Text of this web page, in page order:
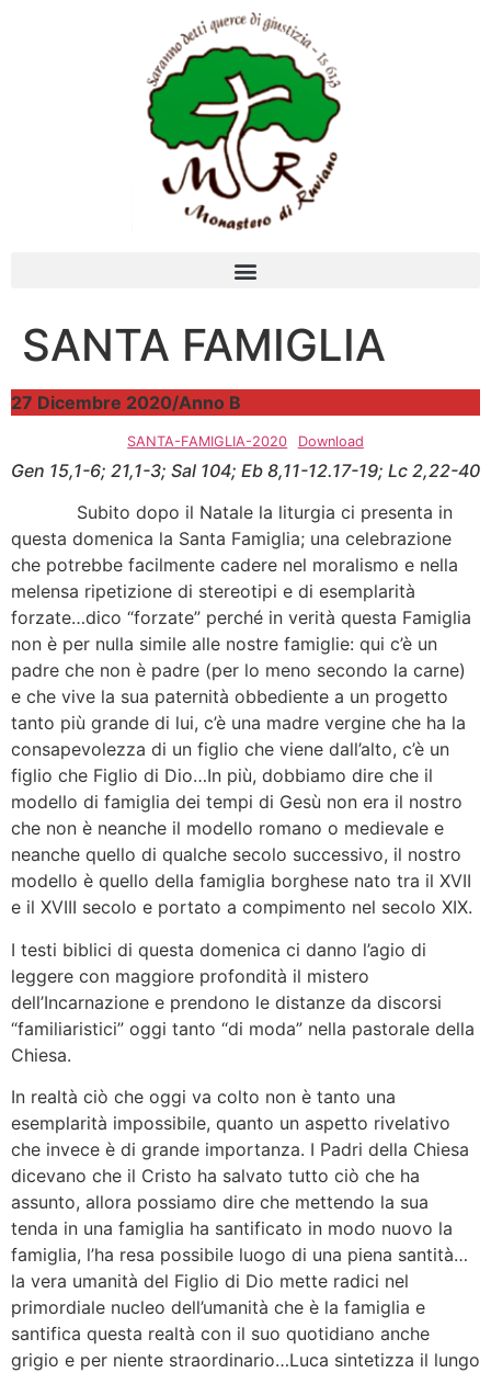
SANTA FAMIGLIA
27 Dicembre 2020/Anno B
SANTA-FAMIGLIA-2020 Download
Gen 15,1-6; 21,1-3; Sal 104; Eb 8,11-12.17-19; Lc 2,22-40
Subito dopo il Natale la liturgia ci presenta in
questa domenica la Santa Famiglia; una celebrazione
che potrebbe facilmente cadere nel moralismo e nella
melensa ripetizione di stereotipi e di esemplarità
forzate…dico “forzate” perché in verità questa Famiglia
non è per nulla simile alle nostre famiglie: qui c’è un
padre che non è padre (per lo meno secondo la carne)
e che vive la sua paternità obbediente a un progetto
tanto più grande di lui, c’è una madre vergine che ha la
consapevolezza di un figlio che viene dall’alto, c’è un
figlio che Figlio di Dio…In più, dobbiamo dire che il
modello di famiglia dei tempi di Gesù non era il nostro
che non è neanche il modello romano o medievale e
neanche quello di qualche secolo successivo, il nostro
modello è quello della famiglia borghese nato tra il XVII
e il XVIII secolo e portato a compimento nel secolo XIX.
I testi biblici di questa domenica ci danno l’agio di
leggere con maggiore profondità il mistero
dell’Incarnazione e prendono le distanze da discorsi
“familiaristici” oggi tanto “di moda” nella pastorale della
Chiesa.
In realtà ciò che oggi va colto non è tanto una
esemplarità impossibile, quanto un aspetto rivelativo
che invece è di grande importanza. I Padri della Chiesa
dicevano che il Cristo ha salvato tutto ciò che ha
assunto, allora possiamo dire che mettendo la sua
tenda in una famiglia ha santificato in modo nuovo la
famiglia, l’ha resa possibile luogo di una piena santità…
la vera umanità del Figlio di Dio mette radici nel
primordiale nucleo dell’umanità che è la famiglia e
santifica questa realtà con il suo quotidiano anche
grigio e per niente straordinario…Luca sintetizza il lungo